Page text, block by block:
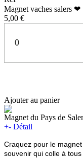
Magnet vaches salers ❤
5,00 €
Ajouter au panier
Magnet du Pays de
+- Détail
Craquez pour le
souvenir qui colle à